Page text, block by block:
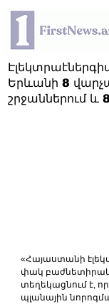
Երևանի 8
շրջաններում և
«Հայաստանի
փակ
տեղեկացնում է,
պլանային